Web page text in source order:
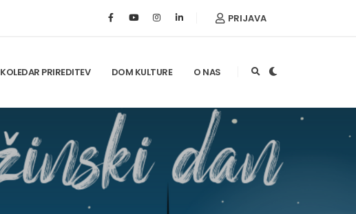
PRIJAVA
KOLEDAR PRIREDITEV DOM KULTURE O NAS